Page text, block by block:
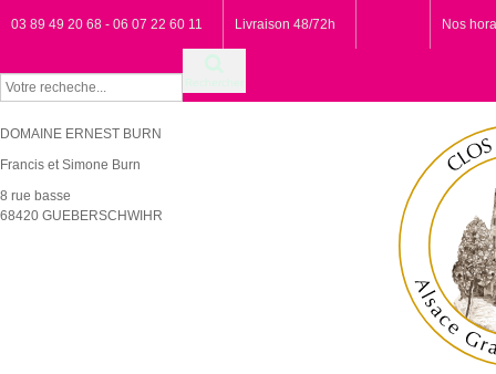
03 89 49 20 68 - 06 07 22 60 11 Livraison 48/72h Nos
Rechercher
DOMAINE ERNEST BURN
Francis et Simone Burn
8 rue basse
68420 GUEBERSCHWIHR